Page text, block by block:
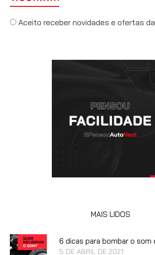
Aceito receber novidades e ofertas
MAIS LIDOS
6 dicas para bombar o som
5 DE ABRIL DE 2021